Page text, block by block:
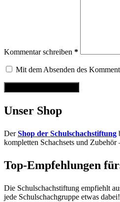
Kommentar schreiben *
Mit dem Absenden des
Unser Shop
DerShop der Schulschachstiftung
kompletten Schachsets und
Top-Empfehlungen
Die Schulschachstiftung empfiehlt
jede Schulschachgruppe etwas